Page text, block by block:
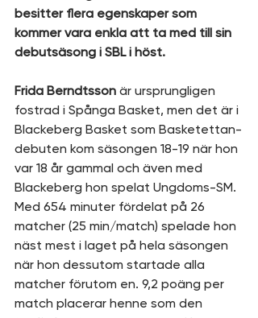
besitter flera egenskaper som
kommer vara enkla att ta med till sin
debutsäsong i SBL i höst.
Frida Berndtsson är ursprungligen
fostrad i Spånga Basket, men det är i
Blackeberg Basket som Basketettan-
debuten kom säsongen 18-19 när hon
var 18 år gammal och även med
Blackeberg hon spelat Ungdoms-SM.
Med 654 minuter fördelat på 26
matcher (25 min/match) spelade hon
näst mest i laget på hela säsongen
när hon dessutom startade alla
matcher förutom en. 9,2 poäng per
match placerar henne som den